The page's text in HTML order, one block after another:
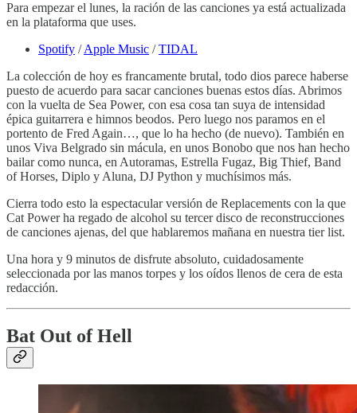
Para empezar el lunes, la ración de las canciones ya está actualizada
en la plataforma que uses.
Spotify /Apple Music /TIDAL
La colección de hoy es francamente brutal, todo dios parece haberse
puesto de acuerdo para sacar canciones buenas estos días. Abrimos
con la vuelta de Sea Power, con esa cosa tan suya de intensidad
épica guitarrera e himnos beodos. Pero luego nos paramos en el
portento de Fred Again…, que lo ha hecho (de nuevo). También en
unos Viva Belgrado sin mácula, en unos Bonobo que nos han hecho
bailar como nunca, en Autoramas, Estrella Fugaz, Big Thief, Band
of Horses, Diplo y Aluna, DJ Python y muchísimos más.
Cierra todo esto la espectacular versión de Replacements con la que
Cat Power ha regado de alcohol su tercer disco de reconstrucciones
de canciones ajenas, del que hablaremos mañana en nuestra tier list.
Una hora y 9 minutos de disfrute absoluto, cuidadosamente
seleccionada por las manos torpes y los oídos llenos de cera de esta
redacción.
Bat Out of Hell